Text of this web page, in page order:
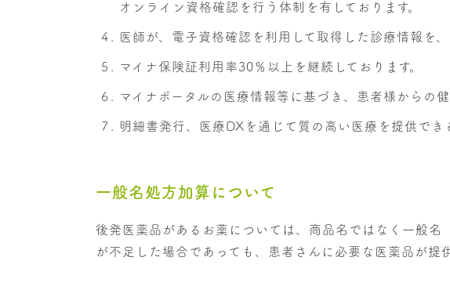
オンライン資格確認を行う体制を有しております。
医師が、電子資格確認を利用して取得した診療情報を
マイナ保険証利用率30％以上を継続しております。
マイナポータルの医療情報等に基づき、患者様からの
明細書発行、医療DXを通じて質の高い医療を提供でき
一般名処方加算について
後発医薬品があるお薬については、商品名ではなく一般
が不足した場合であっても、患者さんに必要な医薬品が提